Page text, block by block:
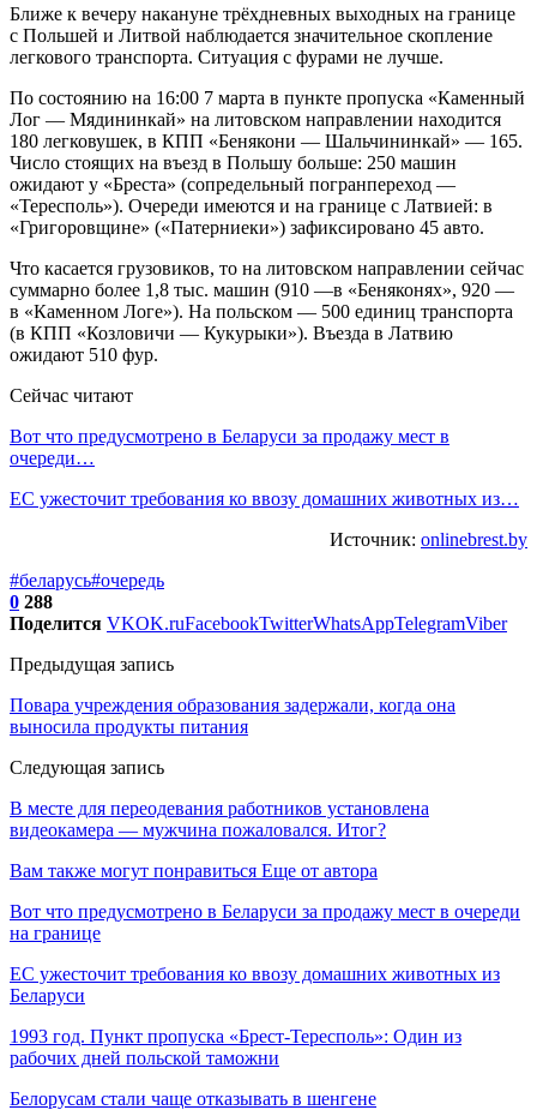
Ближе к вечеру накануне трёхдневных выходных на границе
с Польшей и Литвой наблюдается значительное скопление
легкового транспорта. Ситуация с фурами не лучше.
По состоянию на 16:00 7 марта в пункте пропуска «Каменный
Лог — Мядининкай» на литовском направлении находится
180 легковушек, в КПП «Бенякони — Шальчининкай» — 165.
Число стоящих на въезд в Польшу больше: 250 машин
ожидают у «Бреста» (сопредельный погранпереход —
«Тересполь»). Очереди имеются и на границе с Латвией: в
«Григоровщине» («Патерниеки») зафиксировано 45 авто.
Что касается грузовиков, то на литовском направлении сейчас
суммарно более 1,8 тыс. машин (910 —в «Беняконях», 920 —
в «Каменном Логе»). На польском — 500 единиц транспорта
(в КПП «Козловичи — Кукурыки»). Въезда в Латвию
ожидают 510 фур.
Сейчас читают
Вот что предусмотрено в Беларуси за продажу мест в
очереди…
ЕС ужесточит требования ко ввозу домашних животных из…
Источник: onlinebrest.by
#беларусь#очередь
0 288
Поделится VKOK.ruFacebookTwitterWhatsAppTelegramViber
Предыдущая запись
Повара учреждения образования задержали, когда она
выносила продукты питания
Следующая запись
В месте для переодевания работников установлена
видеокамера — мужчина пожаловался. Итог?
Вам также могут понравиться Еще от автора
Вот что предусмотрено в Беларуси за продажу мест в очереди
на границе
ЕС ужесточит требования ко ввозу домашних животных из
Беларуси
1993 год. Пункт пропуска «Брест-Тересполь»: Один из
рабочих дней польской таможни
Белорусам стали чаще отказывать в шенгене